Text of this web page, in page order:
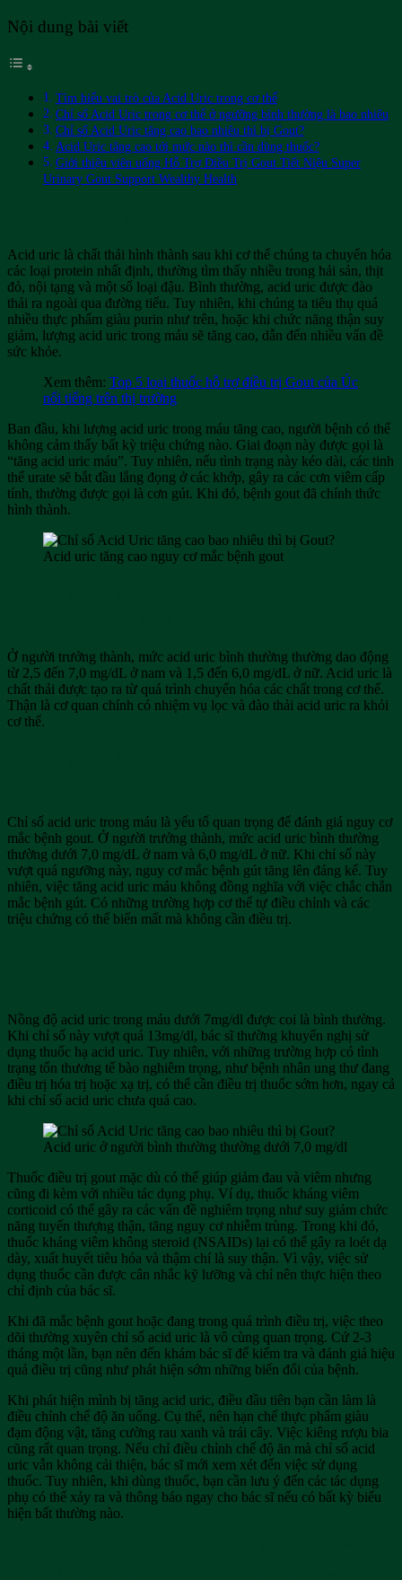
Nội dung bài viết
Tìm hiểu vai trò của Acid Uric trong cơ thể
Chỉ số Acid Uric trong cơ thể ở ngưỡng bình thường là bao nhiêu
Chỉ số Acid Uric tăng cao bao nhiêu thì bị Gout?
Acid Uric tăng cao tới mức nào thì cần dùng thuốc?
Giới thiệu viên uống Hỗ Trợ Điều Trị Gout Tiết Niệu Super
Urinary Gout Support Wealthy Health
Acid uric là chất thải hình thành sau khi cơ thể chúng ta chuyển hóa
các loại protein nhất định, thường tìm thấy nhiều trong hải sản, thịt
đỏ, nội tạng và một số loại đậu. Bình thường, acid uric được đào
thải ra ngoài qua đường tiểu. Tuy nhiên, khi chúng ta tiêu thụ quá
nhiều thực phẩm giàu purin như trên, hoặc khi chức năng thận suy
giảm, lượng acid uric trong máu sẽ tăng cao, dẫn đến nhiều vấn đề
sức khỏe.
Xem thêm: Top 5 loại thuốc hỗ trợ điều trị Gout của Úc
nổi tiếng trên thị trường
Ban đầu, khi lượng acid uric trong máu tăng cao, người bệnh có thể
không cảm thấy bất kỳ triệu chứng nào. Giai đoạn này được gọi là
“tăng acid uric máu”. Tuy nhiên, nếu tình trạng này kéo dài, các tinh
thể urate sẽ bắt đầu lắng đọng ở các khớp, gây ra các cơn viêm cấp
tính, thường được gọi là cơn gút. Khi đó, bệnh gout đã chính thức
hình thành.
Acid uric tăng cao nguy cơ mắc bệnh gout
Ở người trưởng thành, mức acid uric bình thường thường dao động
từ 2,5 đến 7,0 mg/dL ở nam và 1,5 đến 6,0 mg/dL ở nữ. Acid uric là
chất thải được tạo ra từ quá trình chuyển hóa các chất trong cơ thể.
Thận là cơ quan chính có nhiệm vụ lọc và đào thải acid uric ra khỏi
cơ thể.
Chỉ số acid uric trong máu là yếu tố quan trọng để đánh giá nguy cơ
mắc bệnh gout. Ở người trưởng thành, mức acid uric bình thường
thường dưới 7,0 mg/dL ở nam và 6,0 mg/dL ở nữ. Khi chỉ số này
vượt quá ngưỡng này, nguy cơ mắc bệnh gút tăng lên đáng kể. Tuy
nhiên, việc tăng acid uric máu không đồng nghĩa với việc chắc chắn
mắc bệnh gút. Có những trường hợp cơ thể tự điều chỉnh và các
triệu chứng có thể biến mất mà không cần điều trị.
Nồng độ acid uric trong máu dưới 7mg/dl được coi là bình thường.
Khi chỉ số này vượt quá 13mg/dl, bác sĩ thường khuyến nghị sử
dụng thuốc hạ acid uric. Tuy nhiên, với những trường hợp có tình
trạng tổn thương tế bào nghiêm trọng, như bệnh nhân ung thư đang
điều trị hóa trị hoặc xạ trị, có thể cần điều trị thuốc sớm hơn, ngay cả
khi chỉ số acid uric chưa quá cao.
Acid uric ở người bình thường thường dưới 7,0 mg/dl
Thuốc điều trị gout mặc dù có thể giúp giảm đau và viêm nhưng
cũng đi kèm với nhiều tác dụng phụ. Ví dụ, thuốc kháng viêm
corticoid có thể gây ra các vấn đề nghiêm trọng như suy giảm chức
năng tuyến thượng thận, tăng nguy cơ nhiễm trùng. Trong khi đó,
thuốc kháng viêm không steroid (NSAIDs) lại có thể gây ra loét dạ
dày, xuất huyết tiêu hóa và thậm chí là suy thận. Vì vậy, việc sử
dụng thuốc cần được cân nhắc kỹ lưỡng và chỉ nên thực hiện theo
chỉ định của bác sĩ.
Khi đã mắc bệnh gout hoặc đang trong quá trình điều trị, việc theo
dõi thường xuyên chỉ số acid uric là vô cùng quan trọng. Cứ 2-3
tháng một lần, bạn nên đến khám bác sĩ để kiểm tra và đánh giá hiệu
quả điều trị cũng như phát hiện sớm những biến đổi của bệnh.
Khi phát hiện mình bị tăng acid uric, điều đầu tiên bạn cần làm là
điều chỉnh chế độ ăn uống. Cụ thể, nên hạn chế thực phẩm giàu
đạm động vật, tăng cường rau xanh và trái cây. Việc kiêng rượu bia
cũng rất quan trọng. Nếu chỉ điều chỉnh chế độ ăn mà chỉ số acid
uric vẫn không cải thiện, bác sĩ mới xem xét đến việc sử dụng
thuốc. Tuy nhiên, khi dùng thuốc, bạn cần lưu ý đến các tác dụng
phụ có thể xảy ra và thông báo ngay cho bác sĩ nếu có bất kỳ biểu
hiện bất thường nào.